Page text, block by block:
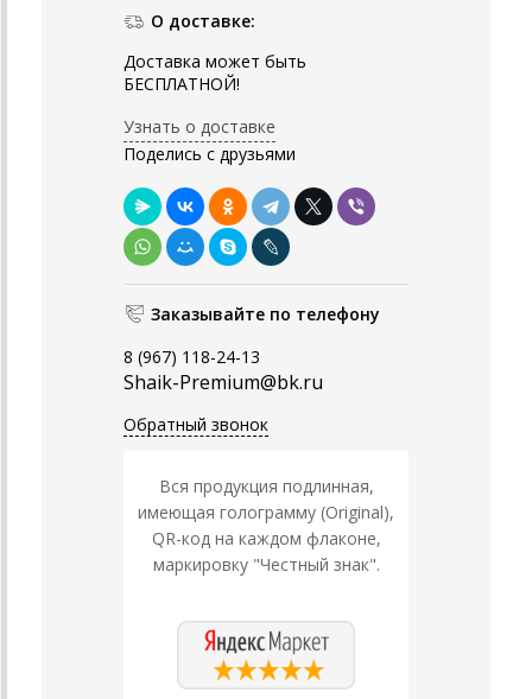
О доставке:
Доставка может быть
БЕСПЛАТНОЙ!
Узнать о доставке
Поделись с друзьями
Заказывайте по телефону
8 (967) 118-24-13
Shaik-Premium@bk.ru
Обратный звонок
Вся продукция подлинная,
имеющая голограмму (Original),
QR-код на каждом флаконе,
маркировку "Честный знак".